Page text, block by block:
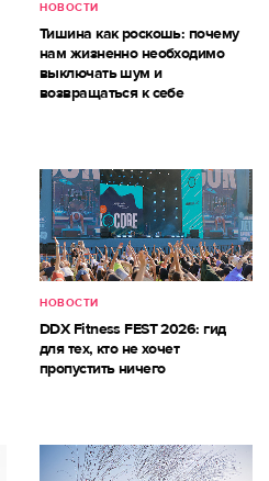
НОВОСТИ
Тишина как роскошь: почему
нам жизненно необходимо
выключать шум и
возвращаться к себе
НОВОСТИ
DDX Fitness FEST 2026: гид
для тех, кто не хочет
пропустить ничего